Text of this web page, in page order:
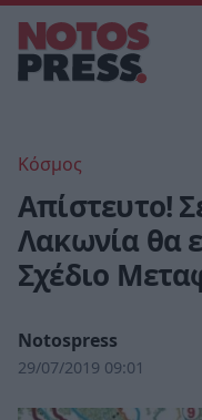
Κόσμος
Απίστευτο!
Λακωνία θα
Σχέδιο
Notospress
29/07/2019 09:01